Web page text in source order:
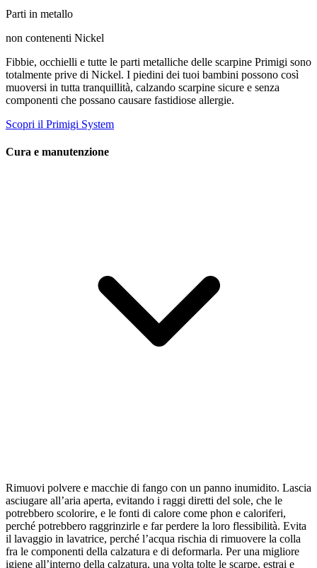
Parti in metallo
non contenenti Nickel
Fibbie, occhielli e tutte le parti metalliche delle scarpine Primigi sono
totalmente prive di Nickel. I piedini dei tuoi bambini possono così
muoversi in tutta tranquillità, calzando scarpine sicure e senza
componenti che possano causare fastidiose allergie.
Scopri il Primigi System
Cura e manutenzione
Rimuovi polvere e macchie di fango con un panno inumidito. Lascia
asciugare all’aria aperta, evitando i raggi diretti del sole, che le
potrebbero scolorire, e le fonti di calore come phon e caloriferi,
perché potrebbero raggrinzirle e far perdere la loro flessibilità. Evita
il lavaggio in lavatrice, perché l’acqua rischia di rimuovere la colla
fra le componenti della calzatura e di deformarla. Per una migliore
igiene all’interno della calzatura, una volta tolte le scarpe, estrai e